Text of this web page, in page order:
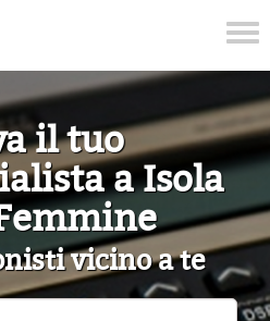
il tuo
a Isola
vicino a te